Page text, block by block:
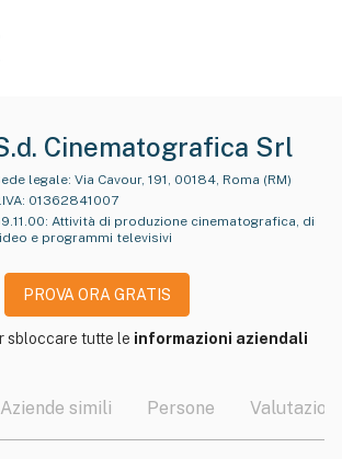
Cinematografica Srl
legale: Via Cavour, 191, 00184, Roma (RM)
01362841007
: Attività di produzione cinematografica, di
e programmi televisivi
PROVA ORA GRATIS
sbloccare tutte le informazioni aziendali
Aziende simili Persone Valutazioni